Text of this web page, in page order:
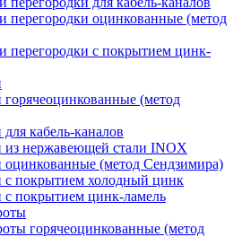
перегородки оцинкованные (метод
перегородки с покрытием цинк-
(метод
кабель-каналов
из нержавеющей стали INOX
оцинкованные (метод Сендзимира)
с покрытием холодный цинк
с покрытием цинк-ламель
горячеоцинкованные (метод